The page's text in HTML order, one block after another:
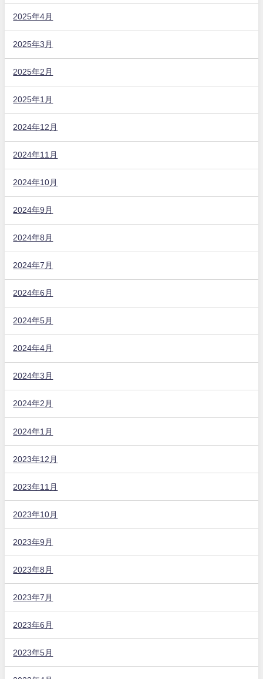
2025年4月
2025年3月
2025年2月
2025年1月
2024年12月
2024年11月
2024年10月
2024年9月
2024年8月
2024年7月
2024年6月
2024年5月
2024年4月
2024年3月
2024年2月
2024年1月
2023年12月
2023年11月
2023年10月
2023年9月
2023年8月
2023年7月
2023年6月
2023年5月